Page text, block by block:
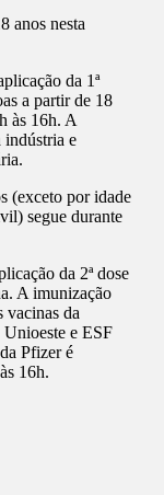
da 1ª
a partir de 18
às 16h. A
indústria e
(exceto por idade
segue durante
da 2ª dose
A imunização
vacinas da
e ESF
Pfizer é
16h.